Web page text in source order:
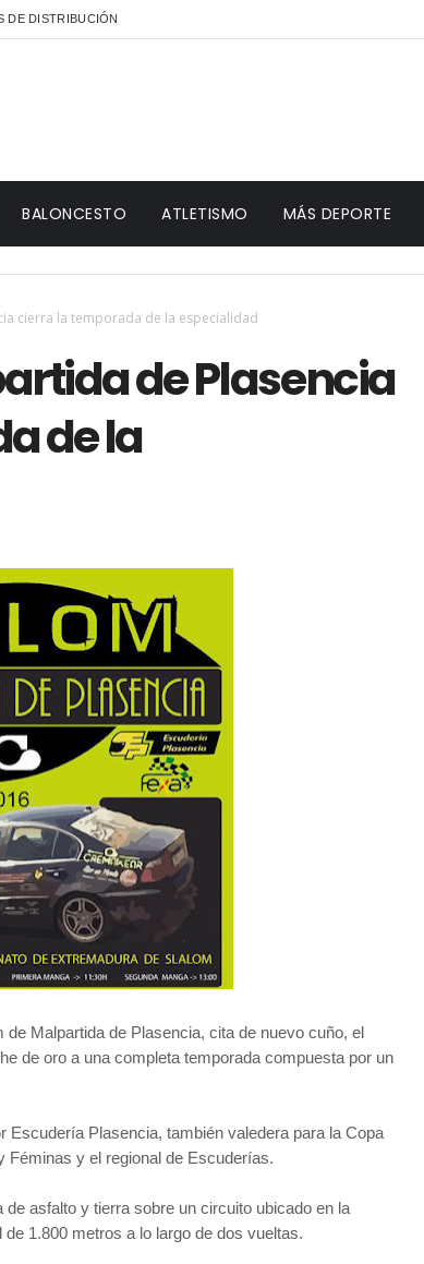
DE DISTRIBUCIÓN
BALONCESTO ATLETISMO MÁS DEPORTE
cierra la temporada de la especialidad
de Plasencia
de la
Malpartida de Plasencia, cita de nuevo cuño, el
de oro a una completa temporada compuesta por un
Escudería Plasencia, también valedera para la Copa
y el regional de Escuderías.
asfalto y tierra sobre un circuito ubicado en la
1.800 metros a lo largo de dos vueltas.